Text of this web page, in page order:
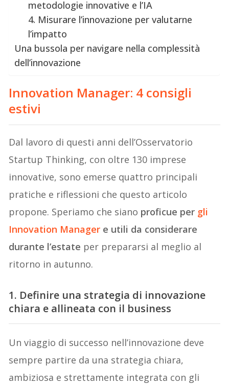
metodologie innovative e l’IA
4. Misurare l’innovazione per valutarne
l’impatto
Una bussola per navigare nella complessità
dell’innovazione
Innovation Manager: 4 consigli
estivi
Dal lavoro di questi anni dell’Osservatorio
Startup Thinking, con oltre 130 imprese
innovative, sono emerse quattro principali
pratiche e riflessioni che questo articolo
propone. Speriamo che siano proficue per gli
Innovation Manager e utili da considerare
durante l’estate per prepararsi al meglio al
ritorno in autunno.
1. Definire una strategia di innovazione
chiara e allineata con il business
Un viaggio di successo nell’innovazione deve
sempre partire da una strategia chiara,
ambiziosa e strettamente integrata con gli